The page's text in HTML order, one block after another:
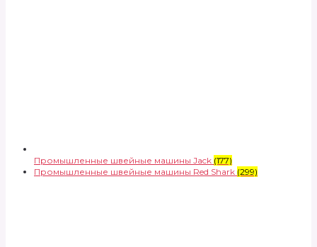
Промышленные швейные машины Jack (177)
Промышленные швейные машины Red Shark (299)